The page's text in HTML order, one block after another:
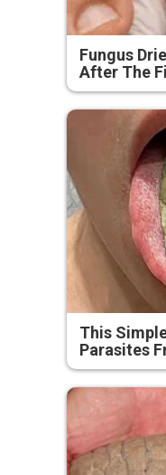
Fungus
After The
This
Parasites